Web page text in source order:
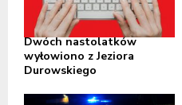
Dwóch nastolatków
wyłowiono z Jeziora
Durowskiego